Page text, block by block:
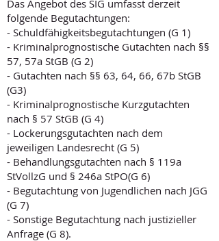
Das Angebot des SIG umfasst derzeit
folgende Begutachtungen:
- Schuldfähigkeitsbegutachtungen (G 1)
- Kriminalprognostische Gutachten nach §§
57, 57a StGB (G 2)
- Gutachten nach §§ 63, 64, 66, 67b StGB
(G3)
- Kriminalprognostische Kurzgutachten
nach § 57 StGB (G 4)
- Lockerungsgutachten nach dem
jeweiligen Landesrecht (G 5)
- Behandlungsgutachten nach § 119a
StVollzG und § 246a StPO(G 6)
- Begutachtung von Jugendlichen nach JGG
(G 7)
- Sonstige Begutachtung nach justizieller
Anfrage (G 8).